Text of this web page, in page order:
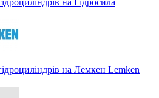
на Лемкен Lemken